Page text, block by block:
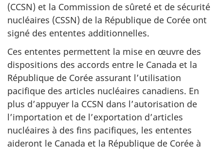
(CCSN) et la Commission de sûreté et de sécurité
nucléaires (CSSN) de la République de Corée ont
signé des ententes additionnelles.
Ces ententes permettent la mise en œuvre des
dispositions des accords entre le Canada et la
République de Corée assurant l’utilisation
pacifique des articles nucléaires canadiens. En
plus d’appuyer la CCSN dans l’autorisation de
l’importation et de l’exportation d’articles
nucléaires à des fins pacifiques, les ententes
aideront le Canada et la République de Corée à